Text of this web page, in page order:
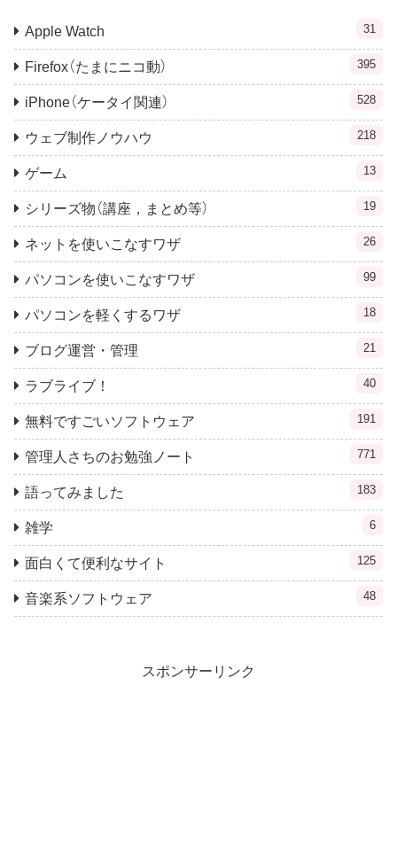
Apple Watch 31
Firefox（たまにニコ動） 395
iPhone（ケータイ関連） 528
ウェブ制作ノウハウ 218
ゲーム 13
シリーズ物（講座，まとめ等） 19
ネットを使いこなすワザ 26
パソコンを使いこなすワザ 99
パソコンを軽くするワザ 18
ブログ運営・管理 21
ラブライブ！ 40
無料ですごいソフトウェア 191
管理人さちのお勉強ノート 771
語ってみました 183
雑学 6
面白くて便利なサイト 125
音楽系ソフトウェア 48
スポンサーリンク